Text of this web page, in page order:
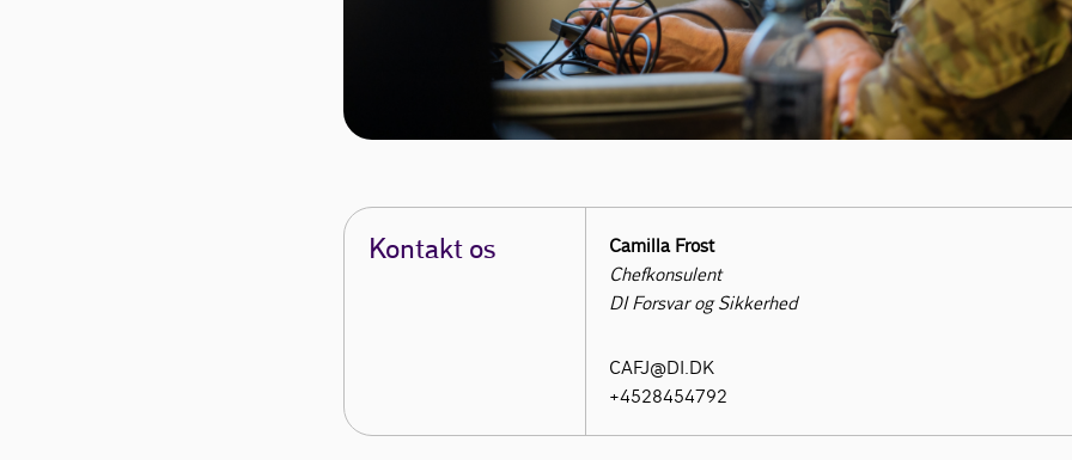
Kontakt os
Camilla Frost
Chefkonsulent
DI Forsvar og Sikkerhed
CAFJ@DI.DK
+4528454792